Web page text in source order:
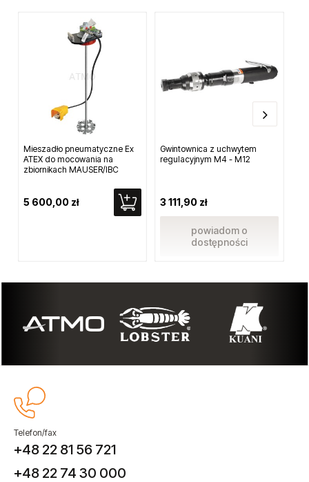
Mieszadło pneumatyczne Ex
ATEX do mocowania na
zbiornikach MAUSER/IBC
5 600,00 zł
Gwintownica z uchwytem
regulacyjnym M4 - M12
3 111,90 zł
powiadom o
dostępności
Telefon/fax
+48 22 81 56 721
+48 22 74 30 000